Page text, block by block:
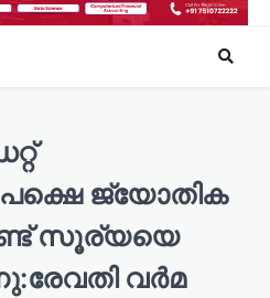
ജ്യോതിക
സൂര്യയെ
വര്‍മ